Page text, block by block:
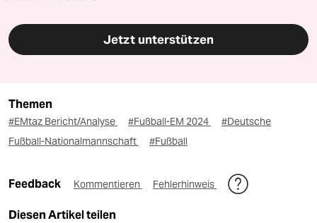
Jetzt unterstützen
Themen
#EMtaz Bericht/Analyse #Fußball-EM 2024
#Deutsche
Fußball-Nationalmannschaft
#Fußball
Feedback Kommentieren Fehlerhinweis
Diesen Artikel teilen